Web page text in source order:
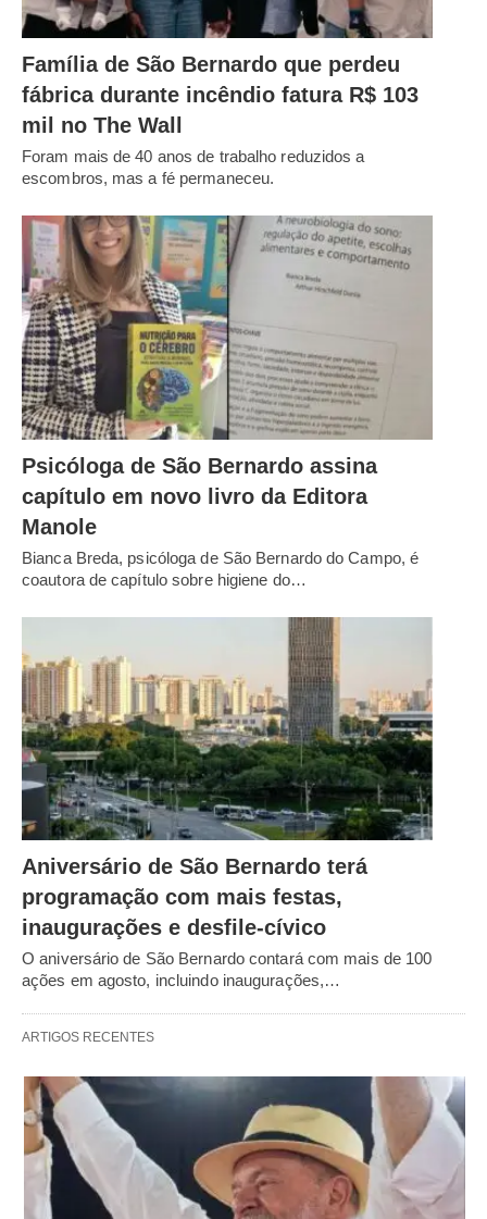
Família de São Bernardo que perdeu
fábrica durante incêndio fatura R$ 103
mil no The Wall
Foram mais de 40 anos de trabalho reduzidos a
escombros, mas a fé permaneceu.
Psicóloga de São Bernardo assina
capítulo em novo livro da Editora
Manole
Bianca Breda, psicóloga de São Bernardo do Campo, é
coautora de capítulo sobre higiene do…
Aniversário de São Bernardo terá
programação com mais festas,
inaugurações e desfile-cívico
O aniversário de São Bernardo contará com mais de 100
ações em agosto, incluindo inaugurações,…
ARTIGOS RECENTES